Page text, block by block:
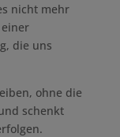
nicht mehr
die uns
ohne die
schenkt